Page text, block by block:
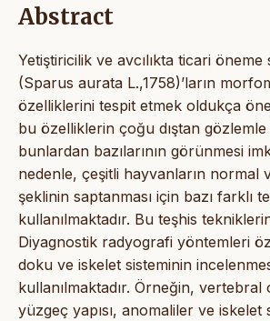
Abstract
Yetiştiricilik ve avcılıkta ticari
(Sparus aurata L.,1758)’ların
özelliklerini tespit etmek oldukça
bu özelliklerin çoğu dıştan
bunlardan bazılarının görünmesi
nedenle, çeşitli hayvanların normal
şeklinin saptanması için bazı farklı
kullanılmaktadır. Bu teşhis
Diyagnostik radyografi yöntemleri
doku ve iskelet sisteminin
kullanılmaktadır. Örneğin, vertebral
yüzgeç yapısı, anomaliler ve iskelet